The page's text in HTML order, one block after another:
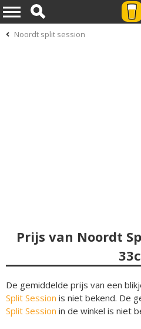
Noordt split session
Prijs van Noordt
De gemiddelde prijs van een
Split Session is niet bekend. De
Split Session in de winkel is niet